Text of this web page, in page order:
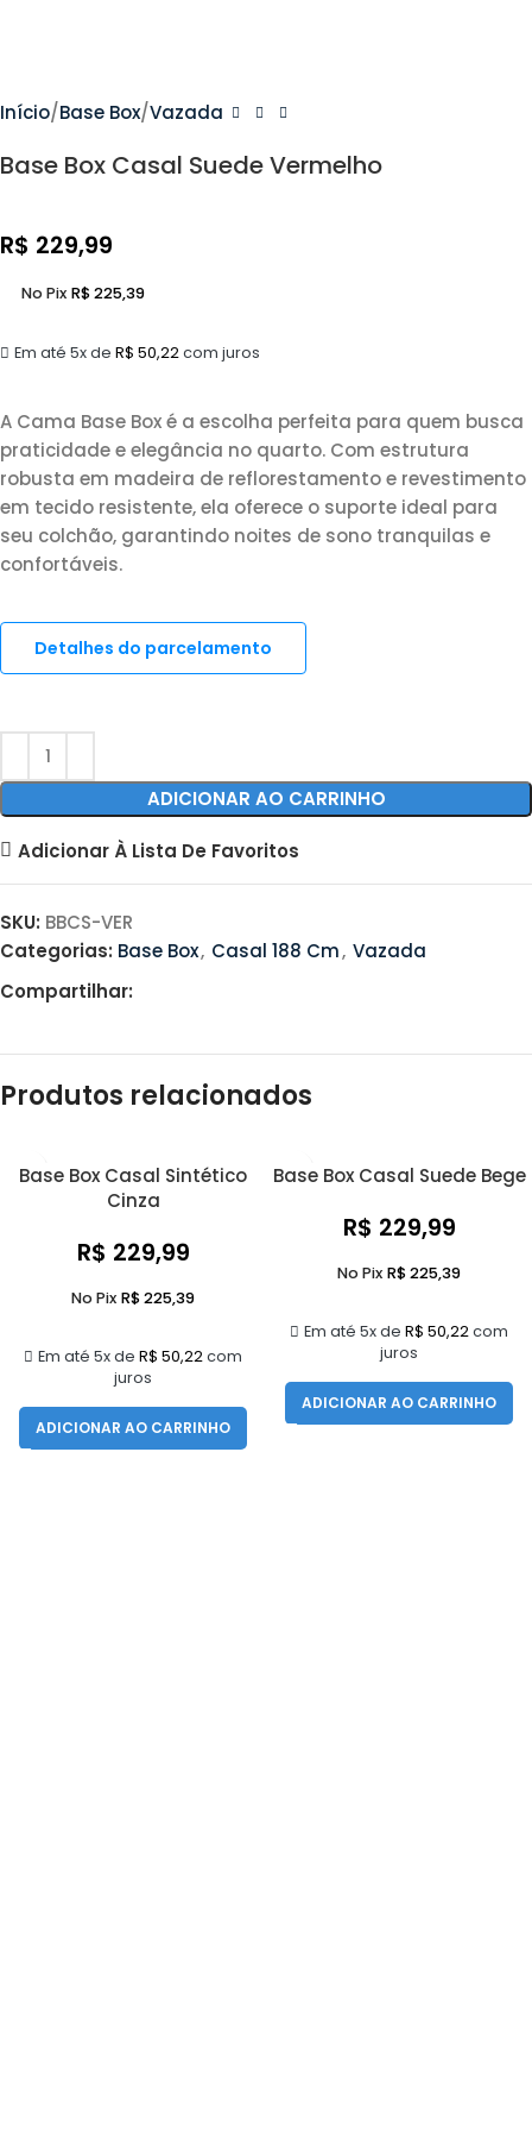
Início Base Box Vazada
Base Box Casal Suede Vermelho
R$ 229,99
Em até 5x de R$ 50,22com juros
No Pix R$225,39
A Cama Base Box é a escolha perfeita para quem busca
praticidade e elegância no quarto. Com estrutura
robusta em madeira de reflorestamento e revestimento
em tecido resistente, ela oferece o suporte ideal para
seu colchão, garantindo noites de sono tranquilas e
confortáveis.
Detalhes do parcelamento
ADICIONAR AO CARRINHO
Adicionar À Lista De Favoritos
SKU: BBCS-VER
Categorias: Base Box, Casal 188 Cm, Vazada
Compartilhar:
Produtos relacionados
Base Box Casal Sintético
Cinza
R$ 229,99
Em até 5x de R$ 50,22com
juros
No Pix R$225,39
ADICIONAR AO CARRINHO
Base Box Casal Suede Bege
R$ 229,99
Em até 5x de R$ 50,22com
juros
No Pix R$225,39
ADICIONAR AO CARRINHO